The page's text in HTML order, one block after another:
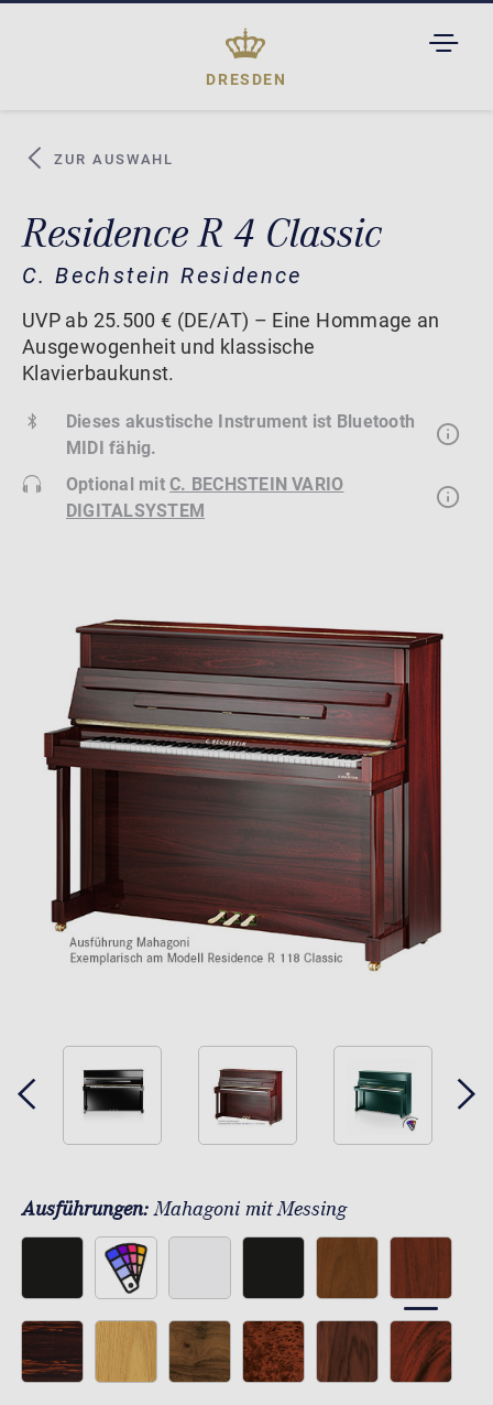
DRESDEN
ZUR AUSWAHL
Residence R 4 Classic
C. Bechstein Residence
UVP ab 25.500 € (DE/AT) – Eine Hommage an
Ausgewogenheit und klassische
Klavierbaukunst.
Dieses akustische Instrument ist Bluetooth
MIDI fähig.
Optional mitC. BECHSTEIN VARIO
DIGITALSYSTEM
Ausführungen:Mahagoni mit Messing